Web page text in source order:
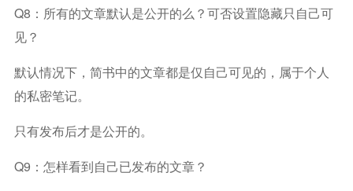
Q8：所有的文章默认是公开的么？可否设置隐藏只自己可
见？
默认情况下，简书中的文章都是仅自己可见的，属于个人
的私密笔记。
只有发布后才是公开的。
Q9：怎样看到自己已发布的文章？